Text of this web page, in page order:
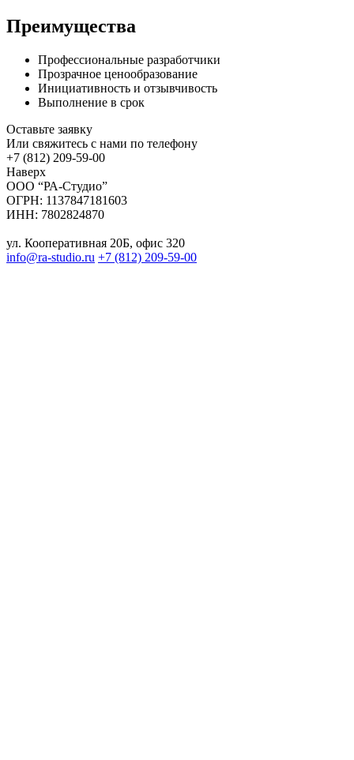
Преимущества
Профессиональные разработчики
Прозрачное ценообразование
Инициативность и отзывчивость
Выполнение в срок
Оставьте заявку
Или свяжитесь с нами по телефону
+7 (812) 209-59-00
Наверх
ООО “РА-Студио”
ОГРН: 1137847181603
ИНН: 7802824870
ул. Кооперативная 20Б, офис 320
info@ra-studio.ru +7 (812) 209-59-00